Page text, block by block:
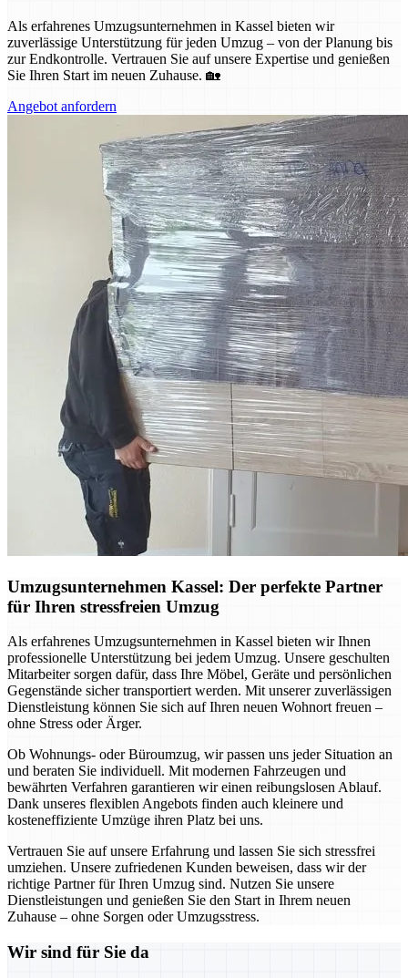
Als erfahrenes Umzugsunternehmen in Kassel bieten wir
zuverlässige Unterstützung für jeden Umzug – von der Planung bis
zur Endkontrolle. Vertrauen Sie auf unsere Expertise und genießen
Sie Ihren Start im neuen Zuhause. 🏡
Angebot anfordern
Umzugsunternehmen Kassel: Der perfekte Partner
für Ihren stressfreien Umzug
Als erfahrenes Umzugsunternehmen in Kassel bieten wir Ihnen
professionelle Unterstützung bei jedem Umzug. Unsere geschulten
Mitarbeiter sorgen dafür, dass Ihre Möbel, Geräte und persönlichen
Gegenstände sicher transportiert werden. Mit unserer zuverlässigen
Dienstleistung können Sie sich auf Ihren neuen Wohnort freuen –
ohne Stress oder Ärger.
Ob Wohnungs- oder Büroumzug, wir passen uns jeder Situation an
und beraten Sie individuell. Mit modernen Fahrzeugen und
bewährten Verfahren garantieren wir einen reibungslosen Ablauf.
Dank unseres flexiblen Angebots finden auch kleinere und
kosteneffiziente Umzüge ihren Platz bei uns.
Vertrauen Sie auf unsere Erfahrung und lassen Sie sich stressfrei
umziehen. Unsere zufriedenen Kunden beweisen, dass wir der
richtige Partner für Ihren Umzug sind. Nutzen Sie unsere
Dienstleistungen und genießen Sie den Start in Ihrem neuen
Zuhause – ohne Sorgen oder Umzugsstress.
Wir sind für Sie da